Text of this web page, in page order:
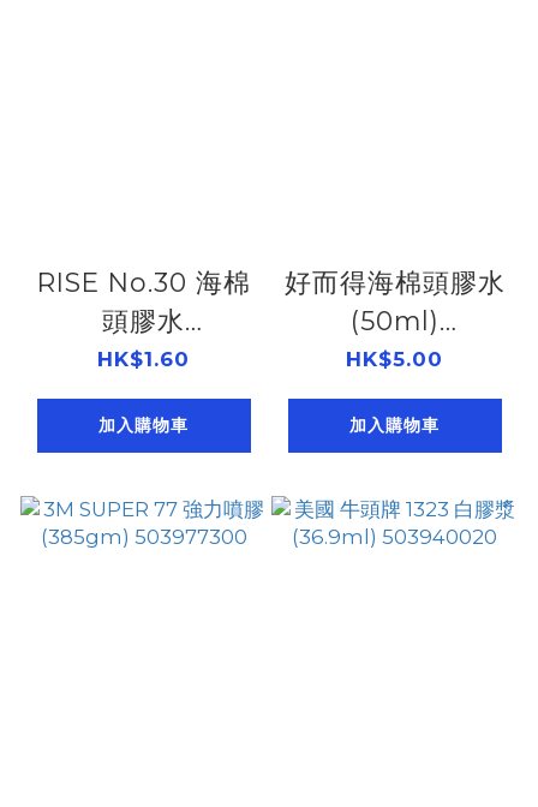
RISE No.30 海棉
頭膠水
503983000
HK$1.60
加入購物車
好而得海棉頭膠水
(50ml)
503982206
HK$5.00
加入購物車